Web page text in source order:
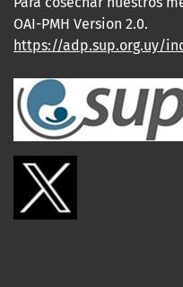
OAI-PMH Version 2.0.
https://adp.sup.org.uy/